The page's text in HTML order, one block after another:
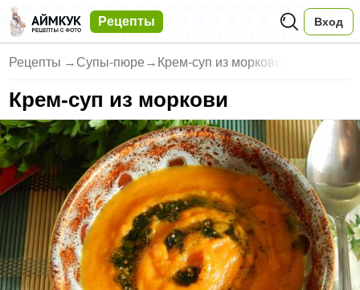
Рецепты Вход
Рецепты → Супы-пюре → Крем-суп из моркови
Крем-суп из моркови